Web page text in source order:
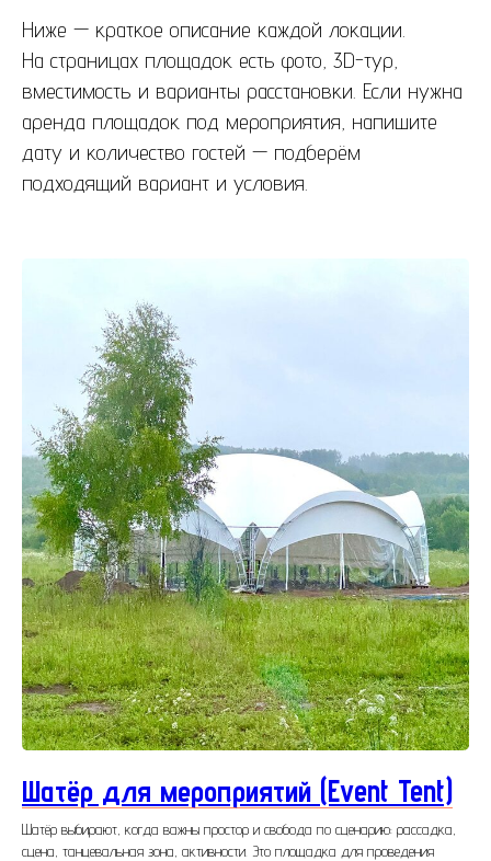
Ниже — краткое описание каждой локации.
На страницах площадок есть фото, 3D-тур,
вместимость и варианты расстановки. Если нужна
аренда площадок под мероприятия, напишите
дату и количество гостей — подберём
подходящий вариант и условия.
Шатёр для мероприятий (Event Tent)
Шатёр выбирают, когда важны простор и свобода по сценарию: рассадка,
сцена, танцевальная зона, активности. Это площадка для проведения